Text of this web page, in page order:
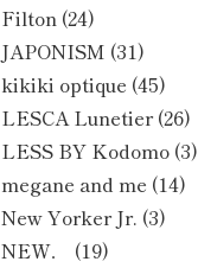
Filton (24)
JAPONISM (31)
kikiki optique (45)
LESCA Lunetier(26)
LESS BY Kodomo (3)
megane and me (14)
New Yorker Jr. (3)
NEW．
(19)